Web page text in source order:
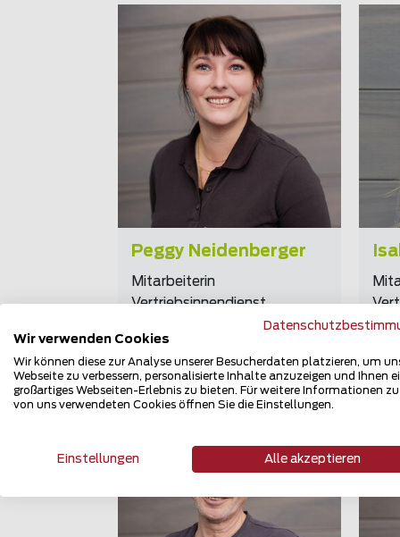
Peggy Neidenberger
Mitarbeiterin
Vertriebsinnendienst
E-Mail
Hobby
Backen, Lesen,
Reisen
Zurück
Lieblingszaun
Rhombuszaun mit Glas
Zurück
Erfahrung
km
gebaute Zäune
Zurück E-
Hobby
Holzzaun
Erfahrung
24 km
gebaute Zäune
Wir verwenden Cookies
Wir können diese zur Analyse unserer Besucherdaten platzieren, um
Webseite zu verbessern, personalisierte Inhalte anzuzeigen und Ihnen
großartiges Webseiten-Erlebnis zu bieten. Für weitere Informationen zu
von uns verwendeten Cookies öffnen Sie die Einstellungen.
Einstellungen Alle akzeptieren